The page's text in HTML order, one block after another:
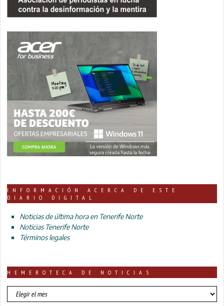
INFORMACIÓN ACERCA DE ESTE
DIARIO DIGITAL
Noticias de última hora en Tenerife Norte
Noticias Tenerife Norte
Términos legales
HEMEROTECA DE NOTICIAS
HEMEROTECA
DE